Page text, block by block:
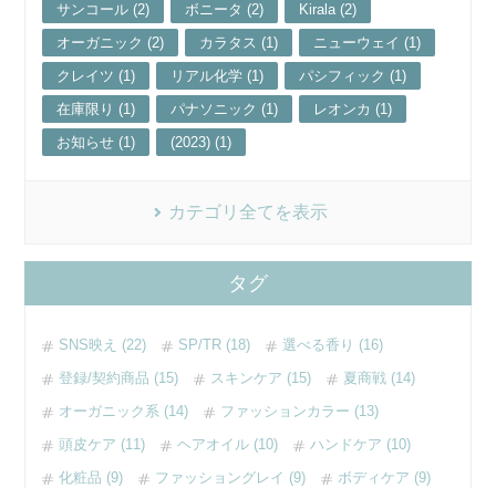
サンコール (2)
ボニータ (2)
Kirala (2)
オーガニック (2)
カラタス (1)
ニューウェイ (1)
クレイツ (1)
リアル化学 (1)
パシフィック (1)
在庫限り (1)
パナソニック (1)
レオンカ (1)
お知らせ (1)
(2023) (1)
カテゴリ全てを表示
タグ
SNS映え (22) SP/TR (18)
選べる香り (16)
登録/契約商品 (15)
スキンケア (15)
夏商戦 (14)
オーガニック系 (14)
ファッションカラー (13)
頭皮ケア (11)
ヘアオイル (10)
ハンドケア (10)
化粧品 (9)
ファッショングレイ (9)
ボディケア (9)